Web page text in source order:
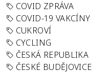
COVID ZPRÁVA
COVID-19 VAKCÍNY
CUKROVÍ
CYCLING
ČESKÁ REPUBLIKA
ČESKÉ BUDĚJOVICE